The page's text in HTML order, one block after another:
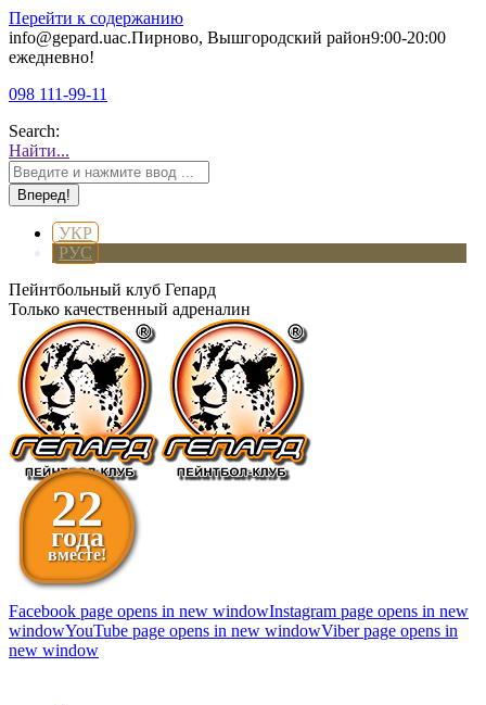
Перейти к содержанию
info@gepard.uaс.Пирново, Вышгородский район9:00-20:00
ежедневно!
098 111-99-11
Search:
Найти...
УКР
РУС
Пейнтбольный клуб Гепард
Только качественный адреналин
22
года
вместе!
Facebook page opens in new windowInstagram page opens in new
windowYouTube page opens in new windowViber page opens in
new window